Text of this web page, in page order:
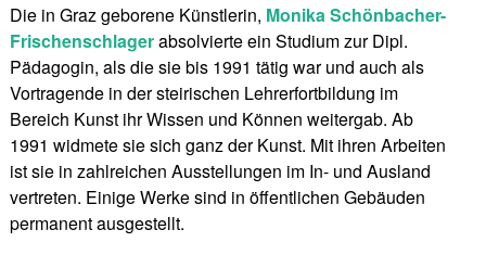
Die in Graz geborene Künstlerin, Monika Schönbacher-
Frischenschlagerabsolvierte ein Studium zur Dipl.
Pädagogin, als die sie bis 1991 tätig war und auch als
Vortragende in der steirischen Lehrerfortbildung im
Bereich Kunst ihr Wissen und Können weitergab. Ab
1991 widmete sie sich ganz der Kunst. Mit ihren Arbeiten
ist sie in zahlreichen Ausstellungen im In- und Ausland
vertreten. Einige Werke sind in öffentlichen Gebäuden
permanent ausgestellt.